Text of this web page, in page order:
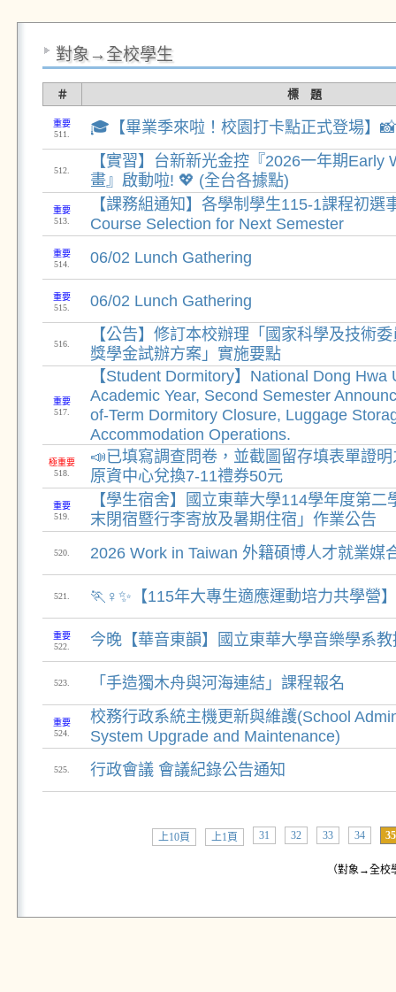
對象→全校學生
＃ 標 題
重要
511.
🎓【畢業季來啦！校園打卡點正式登場】
512.
【實習】台新新光金控『2026一年期Early
畫』啟動啦! 💖 (全台各據點)
重要
513.
【課務組通知】各學制學生115-1課程初選
Course Selection for Next Semester
重要
514.
06/02 Lunch Gathering
重要
515.
06/02 Lunch Gathering
516.
【公告】修訂本校辦理「國家科學及技術
獎學金試辦方案」實施要點
重要
517.
【Student Dormitory】National Dong Hwa
Academic Year, Second Semester
of-Term Dormitory Closure, Luggage
Accommodation Operations.
極重要
518.
📣已填寫調查問卷，並截圖留存填表單證
原資中心兌換7-11禮券50元
重要
519.
【學生宿舍】國立東華大學114學年度第二
末閉宿暨行李寄放及暑期住宿」作業公告
520. 2026 Work in Taiwan 外籍碩博人才就業媒
521. 🏃♀️✨【115年大專生適應運動培力共學營
重要
522.
今晚【華音東韻】國立東華大學音樂學系
523. 「手造獨木舟與河海連結」課程報名
重要
524.
校務行政系統主機更新與維護(School
System Upgrade and Maintenance)
525. 行政會議 會議紀錄公告通知
上10頁 上1頁 31 32 33 34 35
（對象→全校